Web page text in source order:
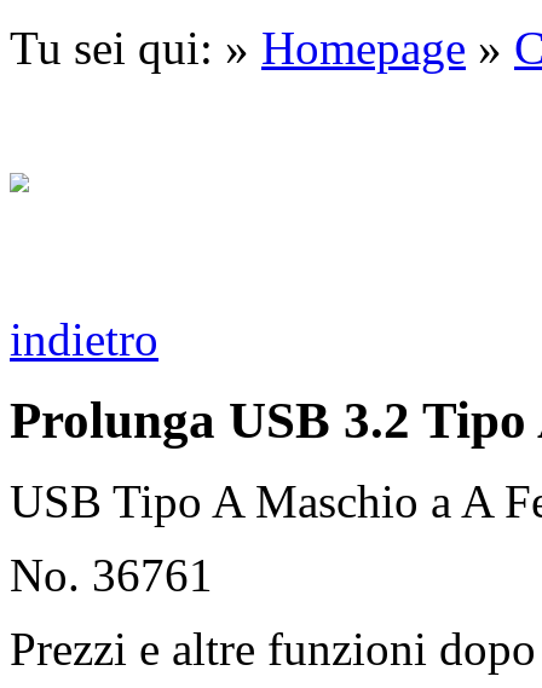
Tu sei qui: » Homepage »
indietro
Prolunga USB 3.2
USB Tipo A Maschio a A
No. 36761
Prezzi e altre funzioni